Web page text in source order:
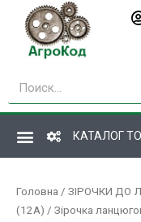
Перейти
вмісту
Пошук
КАТАЛОГ
Головна / ЗІРОЧКИ ДО
(12А) / Зірочка